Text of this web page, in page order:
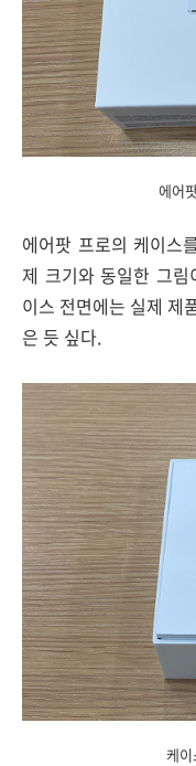
에어
에어팟 프로의 케이스
제 크기와 동일한 그
이스 전면에는 실제 제
은 듯 싶다.
케